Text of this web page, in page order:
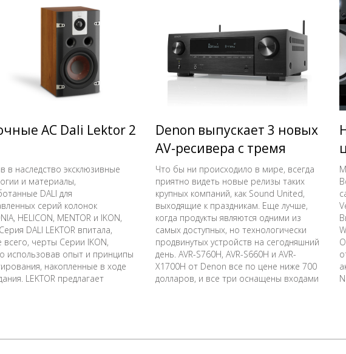
АС Dali Lektor 2
в наследство эксклюзивные
и материалы,
DALI для
серий колонок
HELICON, MENTOR и IKON,
DALI LEKTOR впитала,
всего, черты Серии IKON,
использовав опыт и принципы
накопленные в ходе
LEKTOR предлагает
Denon выпускает 3 новых
AV-ресивера с тремя
входами HDMI 8K
Что бы ни происходило в мире, всегда
приятно видеть новые релизы таких
крупных компаний, как Sound United,
выходящие к праздникам. Еще лучше,
когда продукты являются одними из
самых доступных, но технологически
продвинутых устройств на сегодняшний
день. AVR-S760H, AVR-S660H и AVR-
X1700H от Denon все по цене ниже 700
долларов, и все три оснащены входами